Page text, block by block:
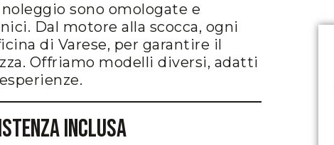
sono omologate e
Dal motore alla scocca, ogni
di Varese, per garantire il
Offriamo modelli diversi, adatti
Inclusa